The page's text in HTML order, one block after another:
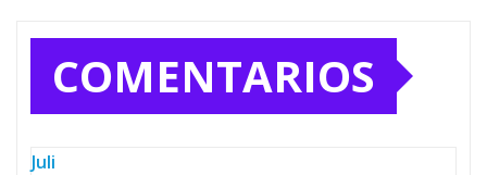
COMENTARIOS
Juli